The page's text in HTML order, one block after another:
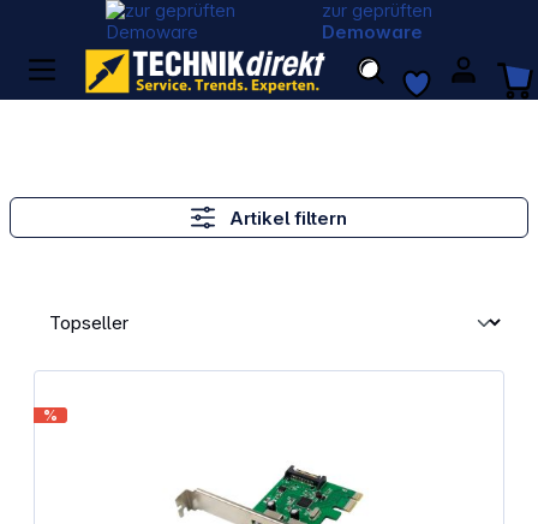
zur geprüften
Demoware
Artikel filtern
%